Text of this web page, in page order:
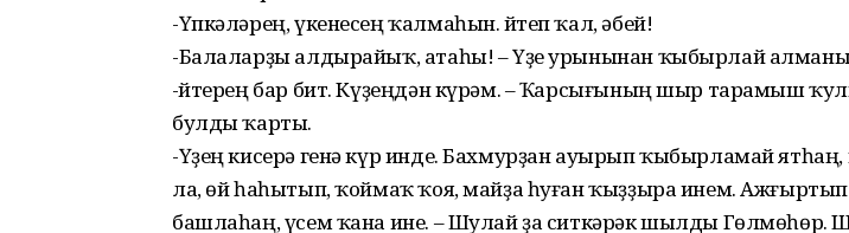
-Үпкәләрең, үкенесең ҡалмаһын. Әйтеп ҡал, әбей!
-Балаларҙы алдырайыҡ, атаһы! – Үҙе урынынан ҡыбырлай
-Әйтерең бар бит. Күҙеңдән күрәм. – Ҡарсығының шыр тарамыш
булды ҡарты.
-Үҙең кисерә генә күр инде. Бахмурҙан ауырып ҡыбырламай ятһаң,
ла, өй һаһытып, ҡоймаҡ ҡоя, майҙа һуған ҡыҙҙыра инем.
башлаһаң, үсем ҡана ине. – Шулай ҙа ситкәрәк шылды Гөлмөһөр.